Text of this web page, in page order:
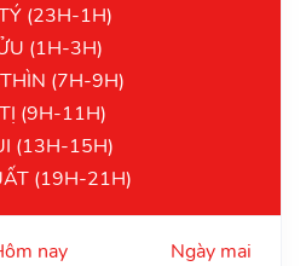
(23H-1H)
(1H-3H)
(7H-9H)
(9H-11H)
(13H-15H)
(19H-21H)
nay Ngày mai